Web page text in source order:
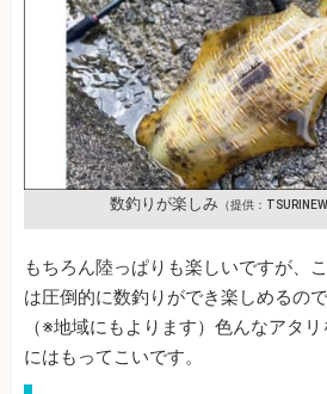
数釣りが楽しみ（提供：
もちろん陸っぱりも楽しいですが、
は圧倒的に数釣りができ楽しめるの
（※地域にもよります）色んなアタ
にはもってこいです。